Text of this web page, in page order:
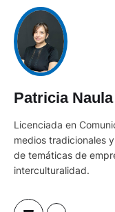
Patricia
Licenciada en
medios tradicionales
de temáticas de
interculturalidad.